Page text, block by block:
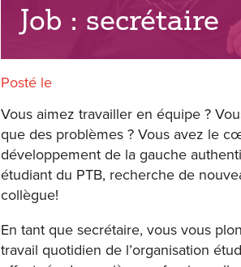
Job : secrétaire
Posté le
Vous aimez travailler en équipe ?
que des problèmes ? Vous avez le
développement de la gauche
étudiant du PTB, recherche de
collègue!
En tant que secrétaire, vous vous
travail quotidien de l’organisation